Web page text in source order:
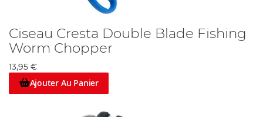
Ciseau Cresta Double Blade Fishing
Worm Chopper
13,95 €
Ajouter Au Panier